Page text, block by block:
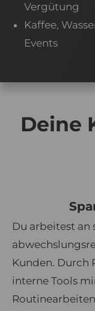
Vergütung
Kaffee,
Events
Deine
Du arbeitest an
Kunden. Durch
interne Tools